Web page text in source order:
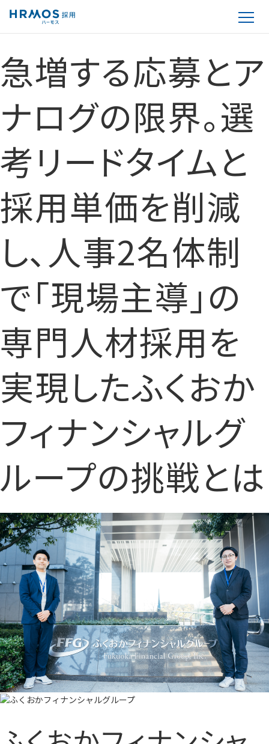
急増する応募とア
ナログの限界。選
考リードタイムと
採用単価を削減
し、人事2名体制
で「現場主導」の
専門人材採用を
実現したふくおか
フィナンシャルグ
ループの挑戦とは